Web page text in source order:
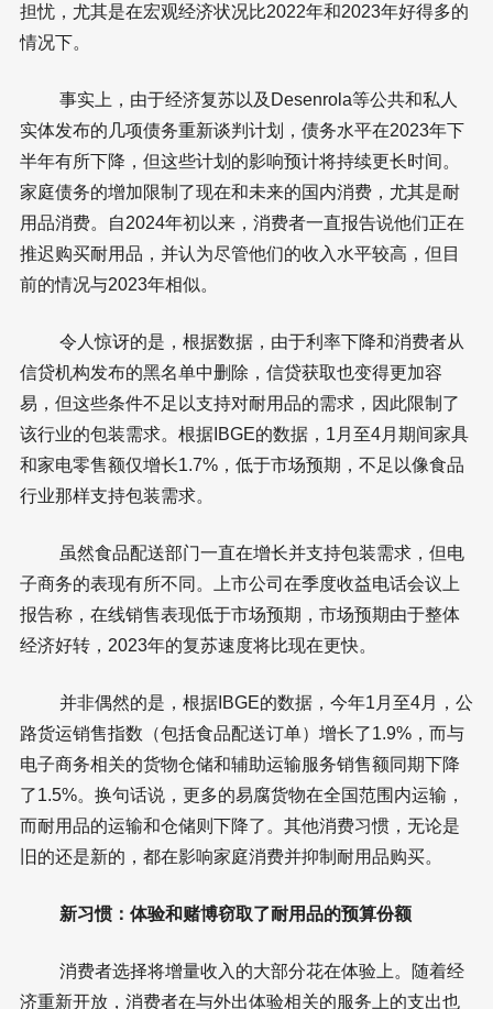
担忧，尤其是在宏观经济状况比2022年和2023年好得多的
情况下。
事实上，由于经济复苏以及Desenrola等公共和私人
实体发布的几项债务重新谈判计划，债务水平在2023年下
半年有所下降，但这些计划的影响预计将持续更长时间。
家庭债务的增加限制了现在和未来的国内消费，尤其是耐
用品消费。自2024年初以来，消费者一直报告说他们正在
推迟购买耐用品，并认为尽管他们的收入水平较高，但目
前的情况与2023年相似。
令人惊讶的是，根据数据，由于利率下降和消费者从
信贷机构发布的黑名单中删除，信贷获取也变得更加容
易，但这些条件不足以支持对耐用品的需求，因此限制了
该行业的包装需求。根据IBGE的数据，1月至4月期间家具
和家电零售额仅增长1.7%，低于市场预期，不足以像食品
行业那样支持包装需求。
虽然食品配送部门一直在增长并支持包装需求，但电
子商务的表现有所不同。上市公司在季度收益电话会议上
报告称，在线销售表现低于市场预期，市场预期由于整体
经济好转，2023年的复苏速度将比现在更快。
并非偶然的是，根据IBGE的数据，今年1月至4月，公
路货运销售指数（包括食品配送订单）增长了1.9%，而与
电子商务相关的货物仓储和辅助运输服务销售额同期下降
了1.5%。换句话说，更多的易腐货物在全国范围内运输，
而耐用品的运输和仓储则下降了。其他消费习惯，无论是
旧的还是新的，都在影响家庭消费并抑制耐用品购买。
新习惯：体验和赌博窃取了耐用品的预算份额
消费者选择将增量收入的大部分花在体验上。随着经
济重新开放，消费者在与外出体验相关的服务上的支出也